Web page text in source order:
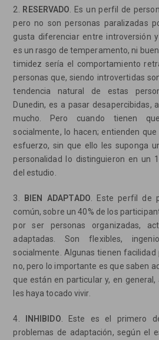
2. RESERVADO . Es un perfil de
pero no son personas paralizadas
gusta diferenciar entre introversión
es un rasgo de temperamento, ni
timidez sería el comportamiento
personas que, siendo introvertidas
tendencia natural de estas
Dunedin, es a pasar desapercibidas,
mucho. Pero cuando tienen
socialmente, lo hacen; entienden que
esfuerzo, sin que ello les suponga
personalidad lo distinguieron en un
del estudio.
3. BIEN ADAPTADO . Este perfil de
común, sobre un 40% de los
por ser personas organizadas,
adaptadas. Son flexibles,
socialmente. Algunas tienen facilidad
no, pero lo importante es que saben
que están en particular y, en
les haya tocado vivir.
4. INHIBIDO . Este es el primero
problemas de adaptación, según el